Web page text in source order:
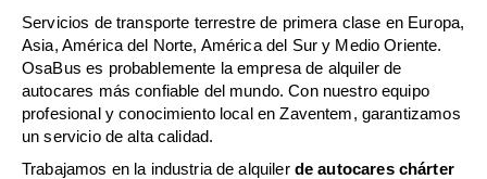
Servicios de transporte terrestre de primera clase en Europa,
Asia, América del Norte, América del Sur y Medio Oriente.
OsaBus es probablemente la empresa de alquiler de
autocares más confiable del mundo. Con nuestro equipo
profesional y conocimiento local en Zaventem, garantizamos
un servicio de alta calidad.
Trabajamos en la industria de alquiler de autocares chárter